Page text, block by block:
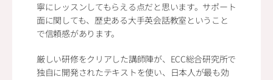
寧にレッスンしてもらえる点だと思います。サポート
面に関しても、歴史ある大手英会話教室ということ
で信頼感があります。
厳しい研修をクリアした講師陣が、ECC総合研究所で
独自に開発されたテキストを使い、日本人が最も効